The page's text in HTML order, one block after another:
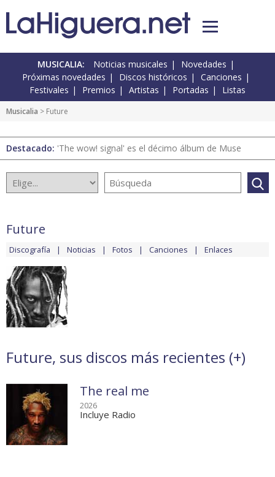
MUSICALIA: Noticias musicales
Novedades
Próximas novedades
Discos históricos
Canciones
Festivales
Premios Artistas Portadas Listas
Musicalia > Future
Destacado: 'The wow! signal' es el décimo álbum de Muse
Future
Discografía Noticias Fotos Canciones Enlaces
Future, sus discos más recientes (+)
The real me
2026
Incluye Radio